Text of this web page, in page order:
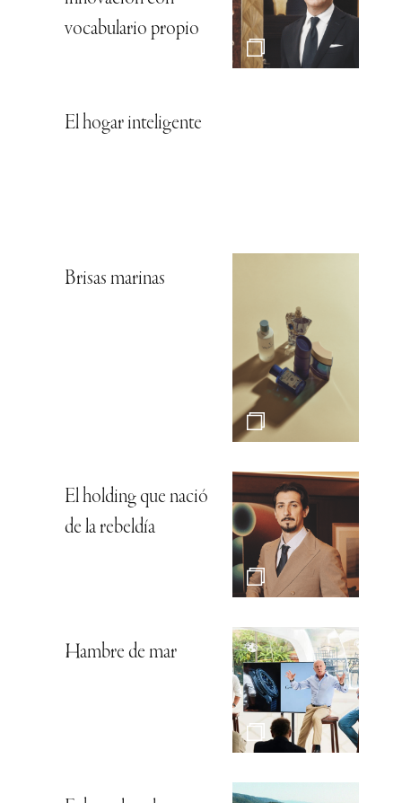
vocabulario propio
El hogar inteligente
Brisas marinas
El holding que nació
de la rebeldía
Hambre de mar